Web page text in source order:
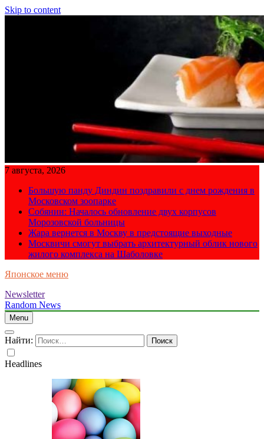
Skip to content
7 августа, 2026
Большую панду Диндин поздравили с днем рождения в
Московском зоопарке
Собянин: Началось обновление двух корпусов
Морозовской больницы
Жара вернется в Москву в предстоящие выходные
Москвичи смогут выбрать архитектурный облик нового
жилого комплекса на Шаболовке
Японское меню
Newsletter
Random News
Menu
Найти:
Headlines